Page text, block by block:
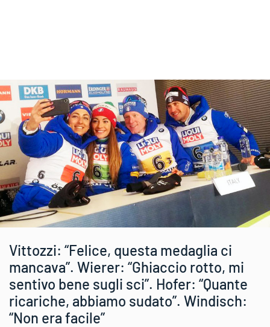
Vittozzi: “Felice, questa medaglia ci
mancava”. Wierer: “Ghiaccio rotto, mi
sentivo bene sugli sci”. Hofer: “Quante
ricariche, abbiamo sudato”. Windisch:
“Non era facile”